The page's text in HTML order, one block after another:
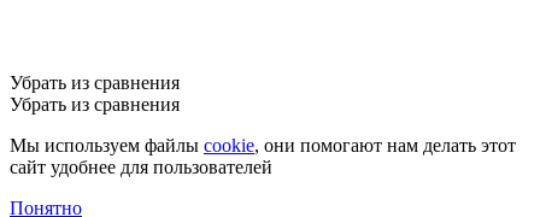
Убрать из сравнения
Убрать из сравнения
Мы используем файлы cookie, они помогают нам делать этот
сайт удобнее для пользователей
Понятно